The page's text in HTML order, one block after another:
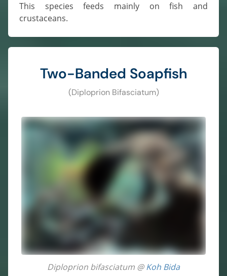
This species feeds mainly on fish and
crustaceans.
Two-Banded Soapfish
(Diploprion Bifasciatum)
Diploprion bifasciatum @Koh Bida